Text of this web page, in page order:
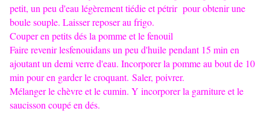
petit, un peu d'eau légèrement tiédie et pétrir pour obtenir une
boule souple. Laisser reposer au frigo.
Couper en petits dés la pomme et le fenouil
Faire revenir lesfenouidans un peu d'huile pendant 15 min en
ajoutant un demi verre d'eau. Incorporer la pomme au bout de 10
min pour en garder le croquant. Saler, poivrer.
Mélanger le chèvre et le cumin. Y incorporer la garniture et le
saucisson coupé en dés.